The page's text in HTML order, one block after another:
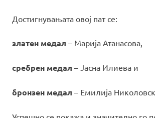
Достигнувањата овој пат се:
златен медал – Марија Атанасова,
сребрен медал – Јасна Илиева и
бронзен медал – Емилија